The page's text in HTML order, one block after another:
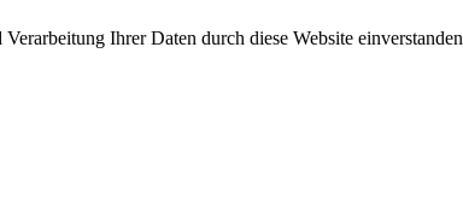
Ihrer Daten durch diese Website einverstanden